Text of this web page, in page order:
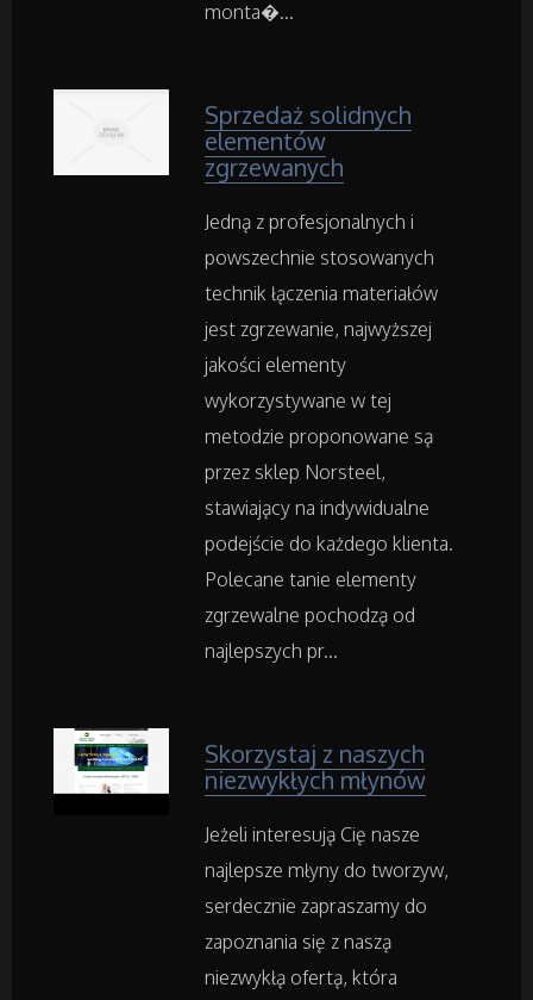
Transport
Wynajem
Usługi Motoryzacyjne
Salony, Komisy
Materiały Promocyjne
Agencje Reklamowe
Materiały Reklamowe
Inne Agencje
Rekreacja
Hobby
Zajęcia Sportowe i Rekreacyjne
Serwis
Informatyczne
monta�...
Sprzedaż solidnych
elementów
zgrzewanych
Jedną z profesjonalnych i
powszechnie stosowanych
technik łączenia materiałów
jest zgrzewanie, najwyższej
jakości elementy
wykorzystywane w tej
metodzie proponowane są
przez sklep Norsteel,
stawiający na indywidualne
podejście do każdego klienta.
Polecane tanie elementy
zgrzewalne pochodzą od
najlepszych pr...
Skorzystaj z naszych
niezwykłych młynów
Jeżeli interesują Cię nasze
najlepsze młyny do tworzyw,
serdecznie zapraszamy do
zapoznania się z naszą
niezwykłą ofertą, która